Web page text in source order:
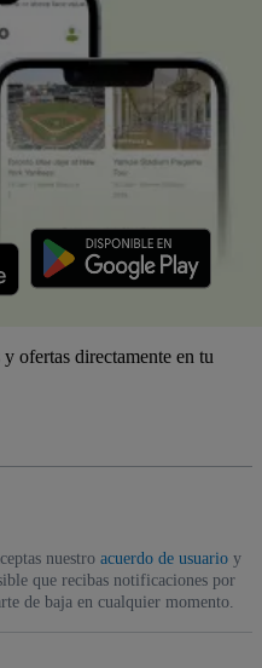
ofertas directamente en tu
nuestro acuerdo de usuarioy
que recibas notificaciones por
de baja en cualquier momento.